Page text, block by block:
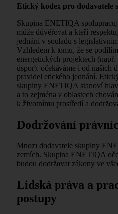
Etický kodex pro dodavatele
Skupina ENETIQA
může důvěřovat a kteří
jednání v souladu s
Vzhledem k tomu, že se
energetických projektech
úspor), očekáváme i od našich
pravidel etického jednání.
skupiny ENETIQA stanoví
a to zejména v oblastech
k životnímu prostředí a
Dodržování
Mnozí dodavatelé skupiny
zemích. Skupina ENETIQA
budou dodržovat zákony ve
Lidská práva a
postupy